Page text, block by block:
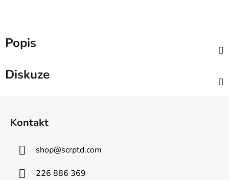
Popis
Diskuze
Kontakt
shop@scrptd.com
226 886 369